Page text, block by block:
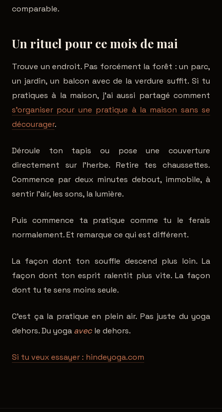
comparable.
Un rituel pour ce mois de mai
Trouve un endroit. Pas forcément la forêt : un parc,
un jardin, un balcon avec de la verdure suffit. Si tu
pratiques à la maison, j'ai aussi partagé comment
s'organiser pour une pratique à la maison sans se
décourager.
Déroule ton tapis ou pose une couverture
directement sur l'herbe. Retire tes chaussettes.
Commence par deux minutes debout, immobile, à
sentir l'air, les sons, la lumière.
Puis commence ta pratique comme tu le ferais
normalement. Et remarque ce qui est différent.
La façon dont ton souffle descend plus loin. La
façon dont ton esprit ralentit plus vite. La façon
dont tu te sens moins seule.
C'est ça la pratique en plein air. Pas juste du yoga
dehors. Du yoga avec le dehors.
Si tu veux essayer : hindeyoga.com